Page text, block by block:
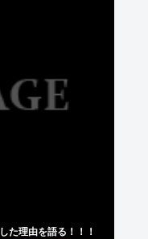
た理由を語る！！！